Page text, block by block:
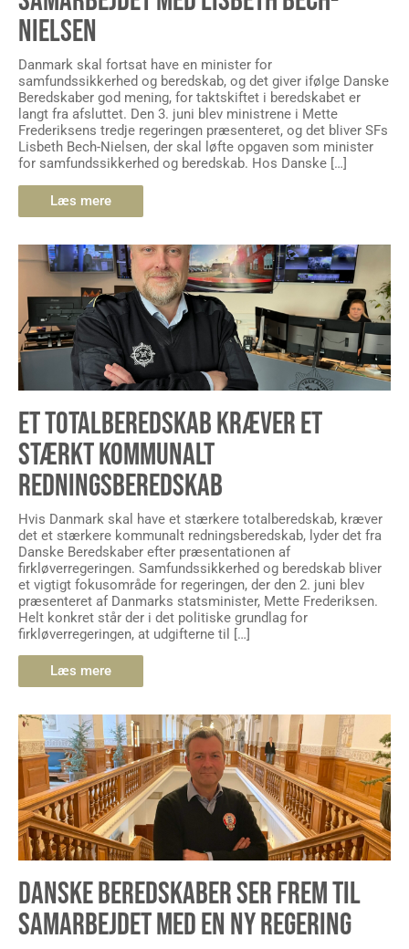
NIELSEN
Danmark skal fortsat have en minister for
samfundssikkerhed og beredskab, og det giver ifølge Danske
Beredskaber god mening, for taktskiftet i beredskabet er
langt fra afsluttet. Den 3. juni blev ministrene i Mette
Frederiksens tredje regeringen præsenteret, og det bliver SFs
Lisbeth Bech-Nielsen, der skal løfte opgaven som minister
for samfundssikkerhed og beredskab. Hos Danske […]
Læs mere
ET TOTALBEREDSKAB KRÆVER ET
STÆRKT KOMMUNALT
REDNINGSBEREDSKAB
Hvis Danmark skal have et stærkere totalberedskab, kræver
det et stærkere kommunalt redningsberedskab, lyder det fra
Danske Beredskaber efter præsentationen af
firkløverregeringen. Samfundssikkerhed og beredskab bliver
et vigtigt fokusområde for regeringen, der den 2. juni blev
præsenteret af Danmarks statsminister, Mette Frederiksen.
Helt konkret står der i det politiske grundlag for
firkløverregeringen, at udgifterne til […]
Læs mere
DANSKE BEREDSKABER SER FREM TIL
SAMARBEJDET MED EN NY REGERING